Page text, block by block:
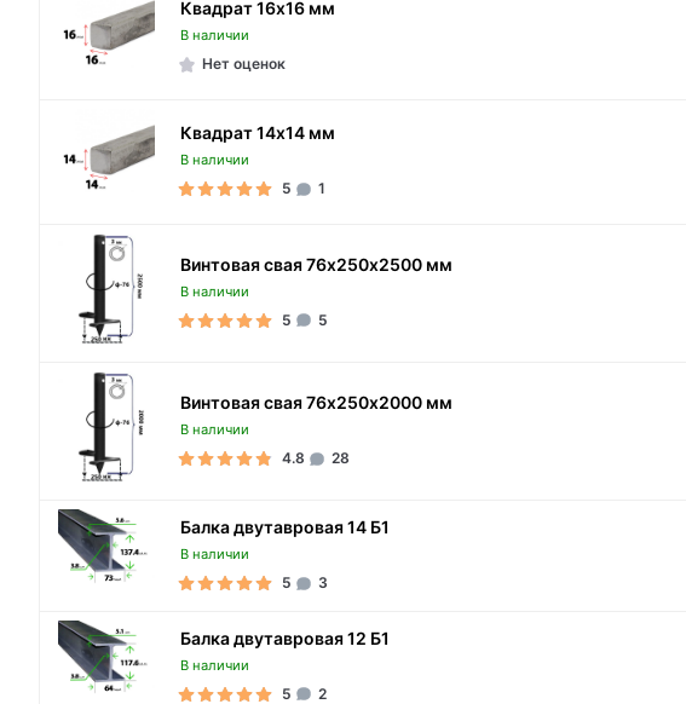
Квадрат 16х16 мм
В наличии
Нет оценок
Квадрат 14х14 мм
В наличии
5 1
Винтовая свая 76х250х2500 мм
В наличии
5 5
Винтовая свая 76х250х2000 мм
В наличии
4.8 28
Балка двутавровая 14 Б1
В наличии
5 3
Балка двутавровая 12 Б1
В наличии
5 2